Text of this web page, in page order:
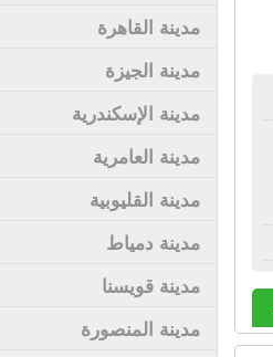
مدينة القاهرة
مدينة الجيزة
مدينة الإسكندرية
مدينة العامرية
مدينة القليوبية
مدينة دمياط
مدينة قويسنا
مدينة المنصورة